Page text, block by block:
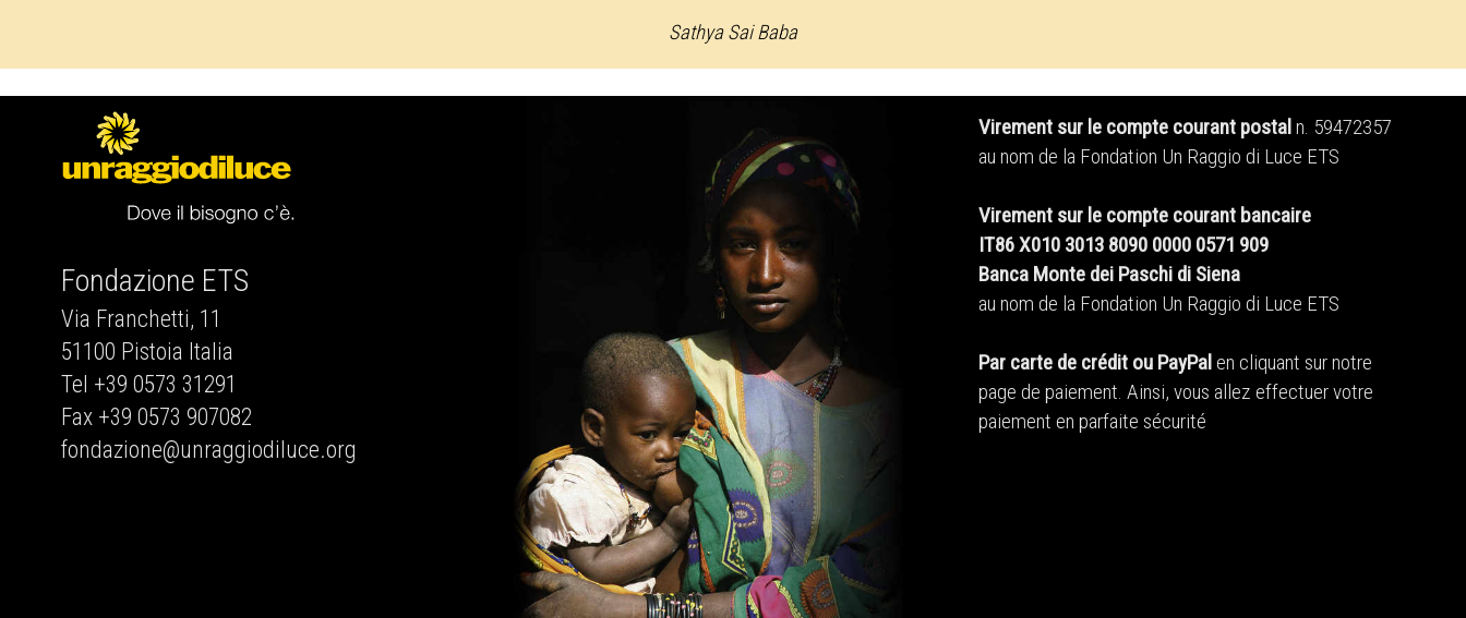
Sathya Sai Baba
Fondazione ETS
Via Franchetti, 11
51100 Pistoia Italia
Tel +39 0573 31291
Fax +39 0573 907082
fondazione@unraggiodiluce.org
Virement sur le compte courant postal n. 59472357
au nom de la Fondation Un Raggio di Luce ETS
Virement sur le compte courant bancaire
IT86 X010 3013 8090 0000 0571 909
Banca Monte dei Paschi di Siena
au nom de la Fondation Un Raggio di Luce ETS
Par carte de crédit ou PayPal en cliquant sur notre
page de paiement. Ainsi, vous allez effectuer votre
paiement en parfaite sécurité